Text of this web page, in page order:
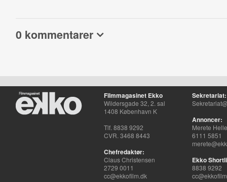
0 kommentarer
Filmmagasinet Ekko
Wildersgade 32, 2. sal
1408 København K
Tlf. 8838 9292
CVR. 3468 8443
Chefredaktør:
Claus Christensen
2729 0011
cc@ekkofilm.dk
Sekretariat:
Annoncer:
Merete
6111 5851
Ekko
8838 9292